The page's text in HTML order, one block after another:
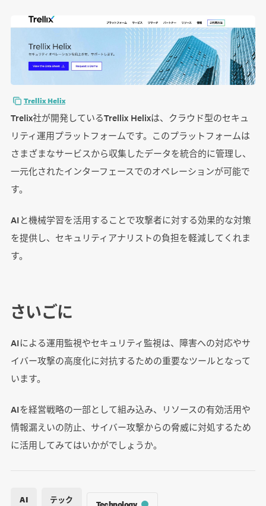
Trellix Helix
Trelix社が開発しているTrellix Helixは、クラウド型のセキュ
リティ運用プラットフォームです。このプラットフォームは
さまざまなサービスから収集したデータを統合的に管理し、
一元化されたインターフェースでのオペレーションが可能で
す。
AIと機械学習を活用することで攻撃者に対する効果的な対策
を提供し、セキュリティアナリストの負担を軽減してくれま
す。
さいごに
AIによる運用監視やセキュリティ監視は、障害への対応やサ
イバー攻撃の高度化に対抗するための重要なツールとなって
います。
AIを経営戦略の一部として組み込み、リソースの有効活用や
情報漏えいの防止、サイバー攻撃からの脅威に対処するため
に活用してみてはいかがでしょうか。
AI テック